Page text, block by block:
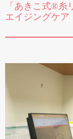
「あきこ式®糸
エイジングケア